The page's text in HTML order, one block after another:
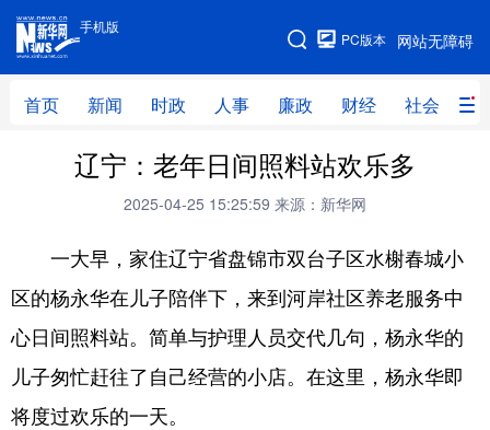
手机版
网站无障碍
PC版本
首页 新闻 时政 人事 廉政 财经 社会 科
手机版
网站地图
首页 新闻 时政 人事
财经 社会
文化 教育 健康 旅游
体育 视频 直播 无人机
地方频道
辽宁：老年日间照料站欢乐多
2025-04-25 15:25:59 来源：新华网
一大早，家住辽宁省盘锦市双台子区水榭春城小
区的杨永华在儿子陪伴下，来到河岸社区养老服务中
心日间照料站。简单与护理人员交代几句，杨永华的
儿子匆忙赶往了自己经营的小店。在这里，杨永华即
将度过欢乐的一天。